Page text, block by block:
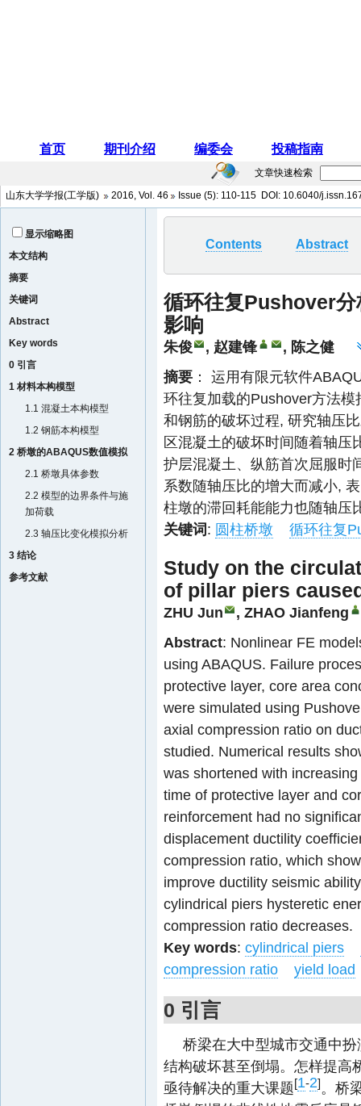
文章快速检索
山东大学学报(工学版)
2016, Vol. 46 Issue (5): 110-115 DOI: 10.6040/
显示缩略图
本文结构
摘要
关键词
Abstract
Key words
0 引言
1 材料本构模型
1.1 混凝土本构模型
1.2 钢筋本构模型
2 桥墩的ABAQUS数值模拟
2.1 桥墩具体参数
2.2 模型的边界条件与施
加荷载
2.3 轴压比变化模拟分析
3 结论
参考文献
Contents Abstract
循环往复Pushover分
影响
朱俊 , 赵建锋 , 陈之健
摘要 ： 运用有限元软件
环往复加载的Pushover方法
和钢筋的破坏过程, 研究轴压
区混凝土的破坏时间随着轴压
护层混凝土、纵筋首次屈服时
系数随轴压比的增大而减小,
柱墩的滞回耗能能力也随轴压
关键词: 圆柱桥墩 循环往复
Study on the
of pillar piers
ZHU Jun , ZHAO Jianfeng
Abstract: Nonlinear FE
using ABAQUS. Failure
protective layer, core area
were simulated using
axial compression ratio on
studied. Numerical results
was shortened with
time of protective layer and
reinforcement had no
displacement ductility
compression ratio, which
improve ductility seismic
cylindrical piers hysteretic
compression ratio decreases.
Key words: cylindrical piers
compression ratio
yield load
0 引言
桥梁在大中型城市交通中
结构破坏甚至倒塌。怎样提高
亟待解决的重大课题[1-2]。桥